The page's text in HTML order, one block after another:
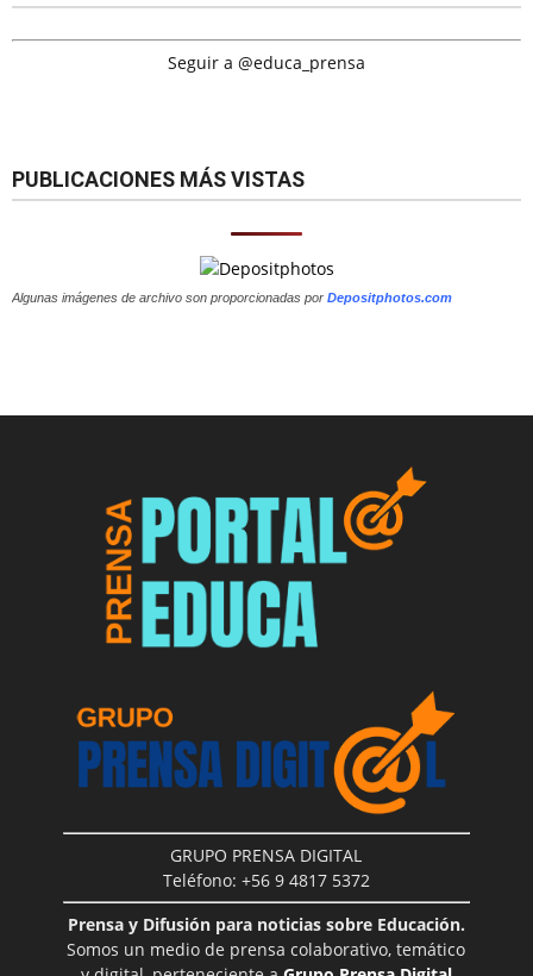
Seguir a @educa_prensa
PUBLICACIONES MÁS VISTAS
Algunas imágenes de archivo son proporcionadas por Depositphotos.com
GRUPO PRENSA DIGITAL
Teléfono: +56 9 4817 5372
Prensa y Difusión para noticias sobre Educación.
Somos un medio de prensa colaborativo, temático